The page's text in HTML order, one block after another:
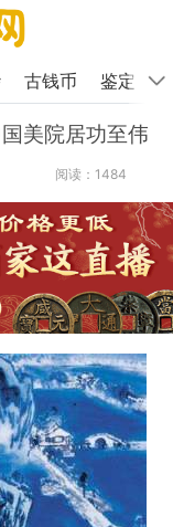
古钱币 鉴定
美院居功至伟
阅读：1484